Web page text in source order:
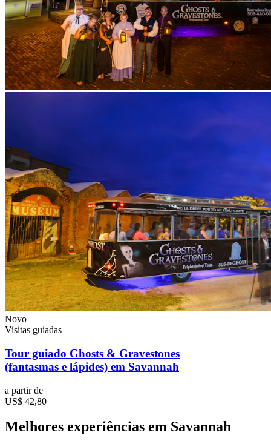
Novo
Visitas guiadas
Tour guiado Ghosts & Gravestones
(fantasmas e lápides) em Savannah
a partir de
US$ 42,80
Melhores experiências em Savannah